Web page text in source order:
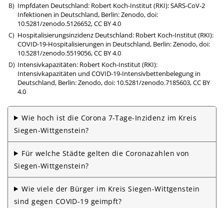
Impfdaten Deutschland: Robert Koch-Institut (RKI): SARS-CoV-2
Infektionen in Deutschland, Berlin: Zenodo,doi:
10.5281/zenodo.5126652,CC BY 4.0
Hospitalisierungsinzidenz Deutschland: Robert Koch-Institut (RKI):
COVID-19-Hospitalisierungen in Deutschland, Berlin: Zenodo,doi:
10.5281/zenodo.5519056,CC BY 4.0
Intensivkapazitäten: Robert Koch-Institut (RKI):
Intensivkapazitäten und COVID-19-Intensivbettenbelegung in
Deutschland, Berlin: Zenodo,doi: 10.5281/zenodo.7185603,CC BY
4.0
Wie hoch ist die Corona 7-Tage-Inzidenz im Kreis
Siegen-Wittgenstein?
Für welche Städte gelten die Corona­zahlen von
Siegen-Wittgenstein?
Wie viele der Bürger im Kreis Siegen-Wittgenstein
sind gegen COVID-19 geimpft?